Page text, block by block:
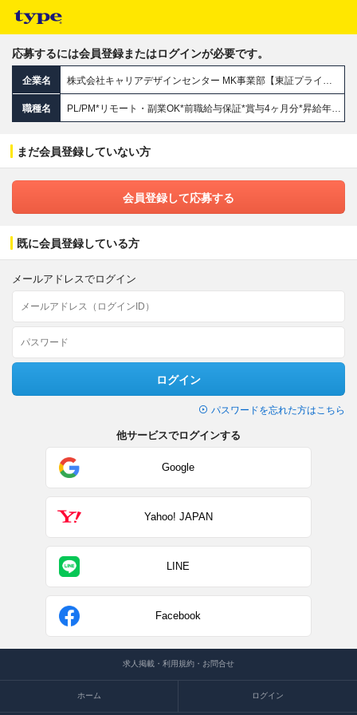
応募するには会員登録またはログインが必要です。
企業名 株式会社キャリアデザインセンター MK事業部【東証プライム市場】
職種名 PL/PM*リモート・副業OK*前職給与保証*賞与4ヶ月分*昇給年4回*継続雇用制度・定年退職金あり
まだ会員登録していない方
会員登録して応募する
既に会員登録している方
メールアドレスでログイン
ログイン
パスワードを忘れた方はこちら
他サービスでログインする
Google
Yahoo! JAPAN
LINE
Facebook
求人掲載・利用規約・お問合せ
ホーム ログイン